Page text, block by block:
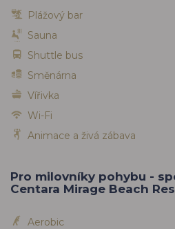
Plážový bar
Sauna
Shuttle bus
Směnárna
Vířivka
Wi-Fi
Animace a živá zábava
Pro milovníky pohybu -
Centara Mirage Beach
Aerobic